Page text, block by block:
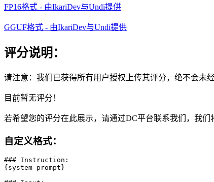
FP16格式 - 由IkariDev与Undi提供
GGUF格式 - 由IkariDev与Undi提供
评分说明：
请注意：我们已获得所有用户授权上传其评分，绝不会未
目前暂无评分！
若希望您的评分在此展示，请通过DC平台联系我们，我们
自定义格式：
### Instruction:
{system prompt}